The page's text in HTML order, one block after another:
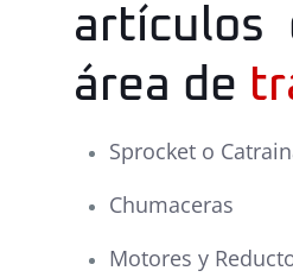
artículos
área de
Sprocket o
Chumaceras
Motores y